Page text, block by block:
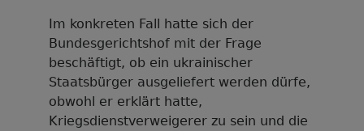
Im konkreten Fall hatte sich der
Bundesgerichtshof mit der Frage
beschäftigt, ob ein ukrainischer
Staatsbürger ausgeliefert werden dürfe,
obwohl er erklärt hatte,
Kriegsdienstverweigerer zu sein und die